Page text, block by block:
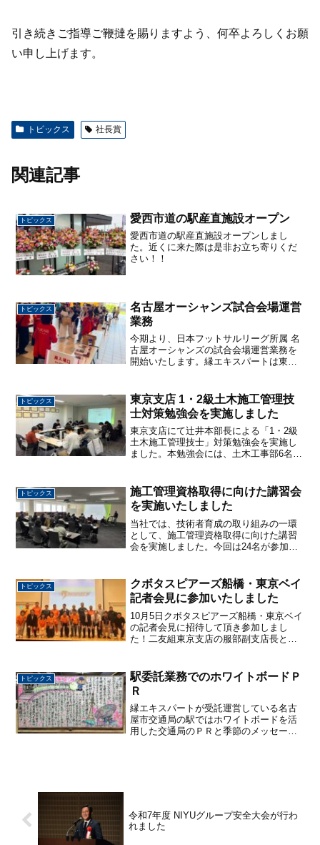
引き続きご指導ご鞭撻を賜りますよう、何卒よろしくお願
い申し上げます。
トピックス 社長賞
関連記事
トピックス 愛西市道の駅産直施設オープン
愛西市道の駅産直施設オープンしまし
た。近くに来た際は是非お立ち寄りくだ
さい！！
トピックス
名古屋オーシャンズ試合会場運営
業務
今期より、日本フットサルリーグ所属 名
古屋オーシャンズの試合会場運営業務を
開始いたします。縁エキスパートは東海
献してまいります。
トピックス
東京支店 1・2級土木施工管理技
士対策勉強会を実施しました
東京支店にて辻井本部長による「1・2級
土木施工管理技士」対策勉強会を実施し
ました。本勉強会には、土木工事部6名、
習得と理解を深めました。お忙しい中、
東京支店までお越...
トピックス
施工管理資格取得に向けた講習会
を実施いたしました
当社では、技術者育成の取り組みの一環
として、施工管理資格取得に向けた講習
会を実施しました。今回は24名が参加
整え、社員が受講しやすい環境を構築す
るとともに、外部からの参...
トピックス
クボタスピアーズ船橋・東京ベイ
記者会見に参加いたしました
10月5日クボタスピアーズ船橋・東京ベイ
の記者会見に招待して頂き参加しまし
た！二友組東京支店の服部副支店長と畑
トピックス
駅委託業務でのホワイトボードＰ
Ｒ
縁エキスパートが受託運営している名古
屋市交通局の駅ではホワイトボードを活
用した交通局のＰＲと季節のメッセージ
令和7年度 NIYUグループ安全大会が行わ
れました